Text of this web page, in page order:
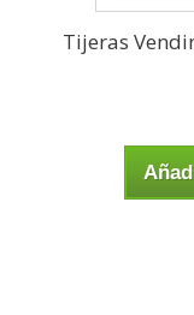
Tijeras